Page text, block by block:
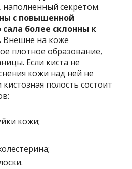
наполненный секретом.
с повышенной
более склонны к
Внешне на коже
плотное образование,
Если киста не
кожи над ней не
полость состоит
кожи;